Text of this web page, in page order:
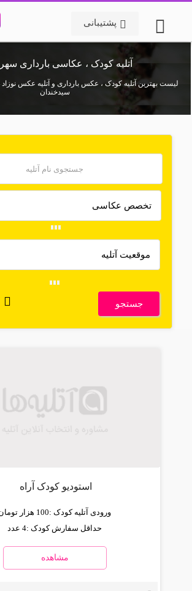
پشتیبانی
آتلیه کودک ، عکاسی بارداری
لیست بهترین آتلیه کودک ، عکس بارداری و آتلیه عکس
سیدخندان
جستجو
استودیو کودک آراه
ورودی آتلیه کودک :100 هزار تومان
حداقل سفارش کودک :4 عدد
مشاهده